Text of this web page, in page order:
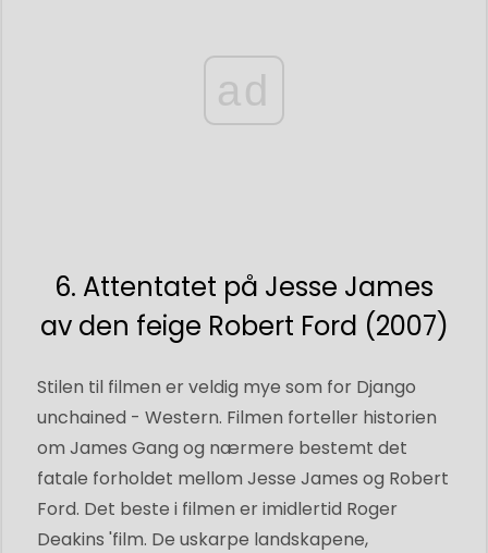
ad
6. Attentatet på Jesse James
av den feige Robert Ford (2007)
Stilen til filmen er veldig mye som for Django
unchained - Western. Filmen forteller historien
om James Gang og nærmere bestemt det
fatale forholdet mellom Jesse James og Robert
Ford. Det beste i filmen er imidlertid Roger
Deakins 'film. De uskarpe landskapene,